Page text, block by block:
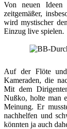
Von neuen
zeitgemäßer,
wird mystischer
Einzug live spielen.
Auf der Flöte
Kameraden, die
Mit dem
Nußko, holte man
Meinung. Er
nachhelfen und
könnten ja auch